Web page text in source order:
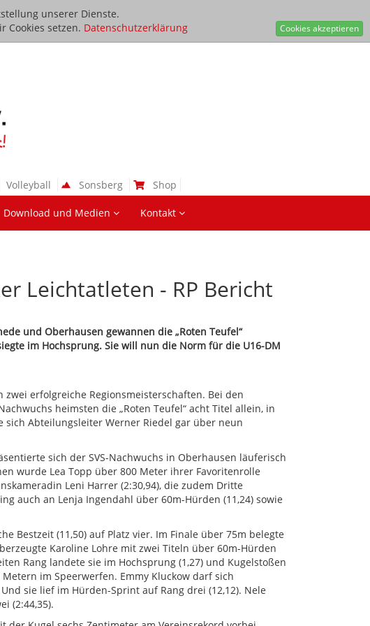
unserer Dienste.
Cookies setzen. Datenschutzerklärung Cookies akzeptieren
Volleyball Sonsberg Shop
Download und Medien Kontakt
Leichtatleten - RP Bericht
und Oberhausen gewannen die „Roten Teufel“
im Hochsprung. Sie will nun die Norm für die U16-DM
zwei erfolgreiche Regionsmeisterschaften. Bei den
heimsten die „Roten Teufel“ acht Titel allein, in
Abteilungsleiter Werner Riedel gar über neun
sich der SVS-Nachwuchs in Oberhausen läuferisch
wurde Lea Topp über 800 Meter ihrer Favoritenrolle
Leni Harrer (2:30,94), die zudem Dritte
auch an Lenja Ingendahl über 60m-Hürden (11,24) sowie
Bestzeit (11,50) auf Platz vier. Im Finale über 75m belegte
Karoline Lohre mit zwei Titeln über 60m-Hürden
Rang landete sie im Hochsprung (1,27) und Kugelstoßen
im Speerwerfen. Emmy Kluckow darf sich
sie lief im Hürden-Sprint auf Rang drei (12,12). Nele
(2:44,35).